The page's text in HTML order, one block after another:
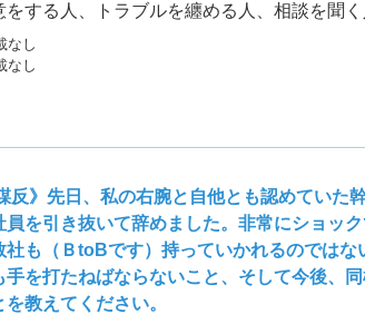
をする人、トラブルを纏める人、相談を聞
面など、場面によっては社長が出てはいけ
ら、ガックリきてしまうからです。
なし
なし
反》先日、私の右腕と自他とも認めていた
員を引き抜いて辞めました。非常にショッ
社も（ＢtoBです）持っていかれるのでは
手を打たねばならないこと、そして今後、
教えてください。